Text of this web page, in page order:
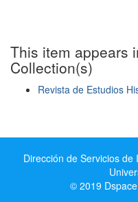
This item appears
Collection(s)
Revista de Estudios
Dirección de Servicios
© 2019